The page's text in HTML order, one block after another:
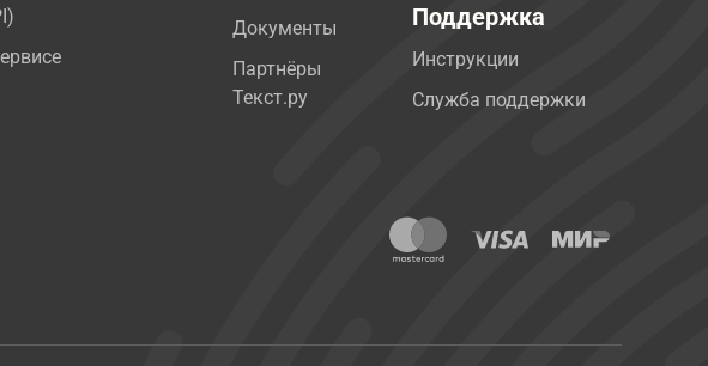
Документы
Партнёры
Текст.ру
Поддержка
Инструкции
Служба поддержки